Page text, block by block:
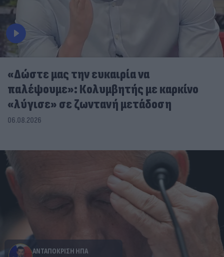
«Δώστε μας την ευκαιρία να
παλέψουμε»: Κολυμβητής με καρκίνο
«λύγισε» σε ζωντανή μετάδοση
06.08.2026
ΑΝΤΑΠΟΚΡΙΣΗ ΗΠΑ